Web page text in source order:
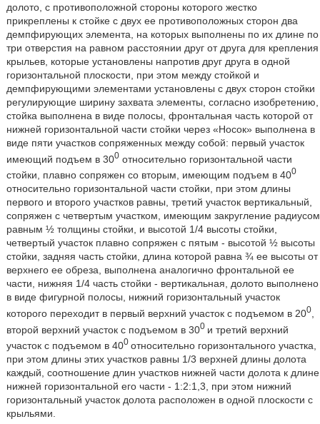
долото, с противоположной стороны которого жестко
прикреплены к стойке с двух ее противоположных сторон два
демпфирующих элемента, на которых выполнены по их длине по
три отверстия на равном расстоянии друг от друга для крепления
крыльев, которые установлены напротив друг друга в одной
горизонтальной плоскости, при этом между стойкой и
демпфирующими элементами установлены с двух сторон стойки
регулирующие ширину захвата элементы, согласно изобретению,
стойка выполнена в виде полосы, фронтальная часть которой от
нижней горизонтальной части стойки через «Носок» выполнена в
виде пяти участков сопряженных между собой: первый участок
имеющий подъем в 300относительно горизонтальной части
стойки, плавно сопряжен со вторым, имеющим подъем в 400
относительно горизонтальной части стойки, при этом длины
первого и второго участков равны, третий участок вертикальный,
сопряжен с четвертым участком, имеющим закругление радиусом
равным ½ толщины стойки, и высотой 1/4 высоты стойки,
четвертый участок плавно сопряжен с пятым - высотой ½ высоты
стойки, задняя часть стойки, длина которой равна ¾ ее высоты от
верхнего ее обреза, выполнена аналогично фронтальной ее
части, нижняя 1/4 часть стойки - вертикальная, долото выполнено
в виде фигурной полосы, нижний горизонтальный участок
которого переходит в первый верхний участок с подъемом в 200,
второй верхний участок с подъемом в 300 и третий верхний
участок с подъемом в 400 относительно горизонтального участка,
при этом длины этих участков равны 1/3 верхней длины долота
каждый, соотношение длин участков нижней части долота к длине
нижней горизонтальной его части - 1:2:1,3, при этом нижний
горизонтальный участок долота расположен в одной плоскости с
крыльями.